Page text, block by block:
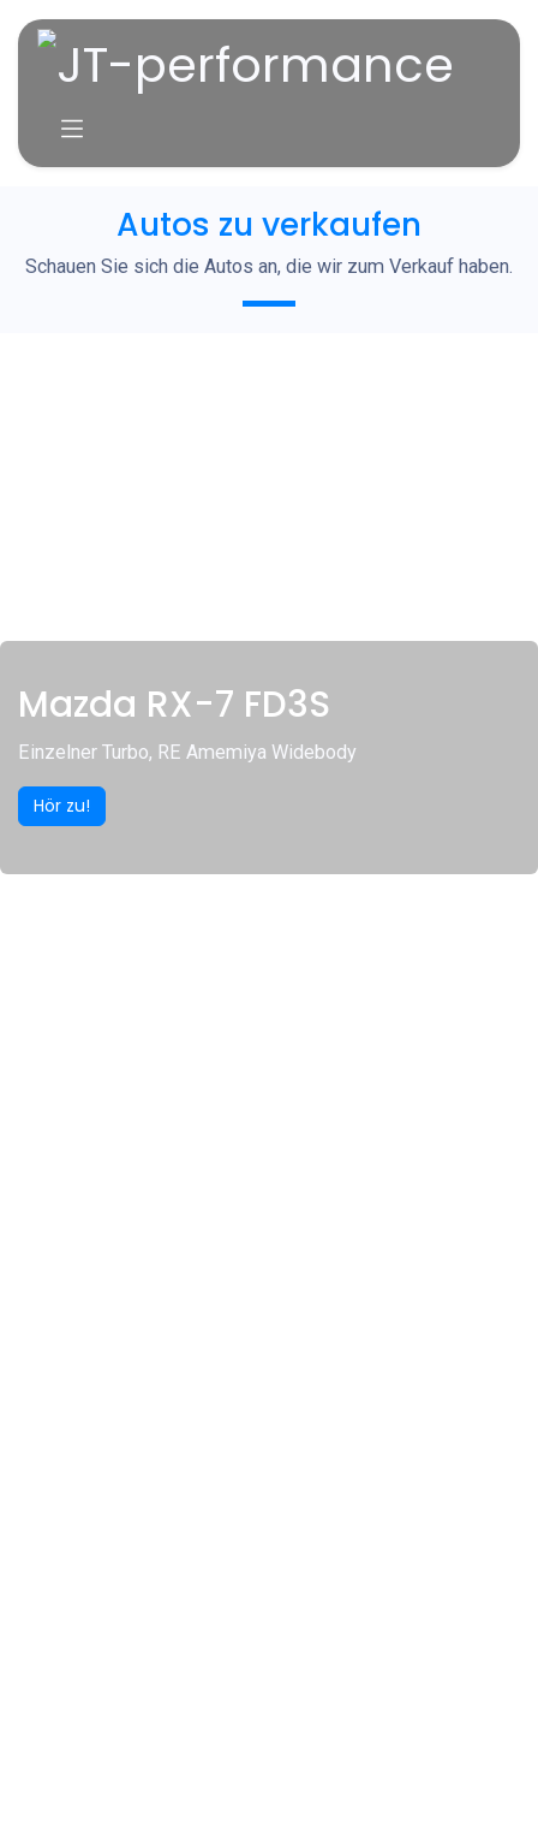
Autos zu verkaufen
Schauen Sie sich die Autos an, die wir zum Verkauf haben.
Mazda RX-7 FD3S
Einzelner Turbo, RE Amemiya Widebody
Hör zu!